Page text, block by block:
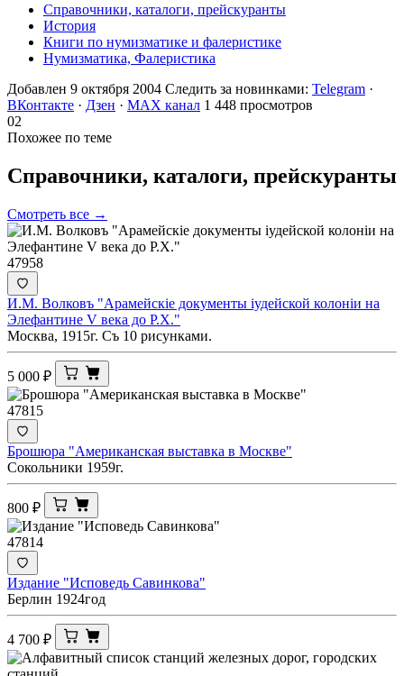
Справочники, каталоги, прейскуранты
История
Книги по нумизматике и фалеристике
Нумизматика, Фалеристика
Добавлен 9 октября 2004 Следить за новинками: Telegram ·
ВКонтакте · Дзен · MAX канал 1 448 просмотров
02
Похожее по теме
Справочники, каталоги, прейскуранты
Смотреть все →
47958
И.М. Волковъ "Арамейскiе документы iудейской колонiи на
Элефантине V века до Р.Х."
Москва, 1915г. Съ 10 рисунками.
5 000 ₽
47815
Брошюра "Американская выставка в Москве"
Сокольники 1959г.
800 ₽
47814
Издание "Исповедь Савинкова"
Берлин 1924год
4 700 ₽